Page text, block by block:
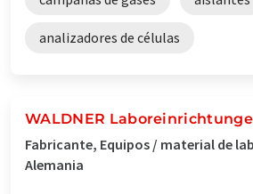
analizadores de células
WALDNER
Fabricante, Equipos / material de
Alemania